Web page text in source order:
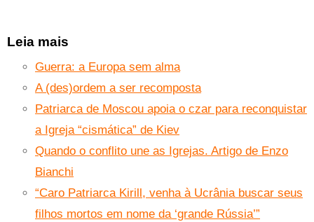
Leia mais
Guerra: a Europa sem alma
A (des)ordem a ser recomposta
Patriarca de Moscou apoia o czar para reconquistar
a Igreja “cismática” de Kiev
Quando o conflito une as Igrejas. Artigo de Enzo
Bianchi
“Caro Patriarca Kirill, venha à Ucrânia buscar seus
filhos mortos em nome da ‘grande Rússia’”